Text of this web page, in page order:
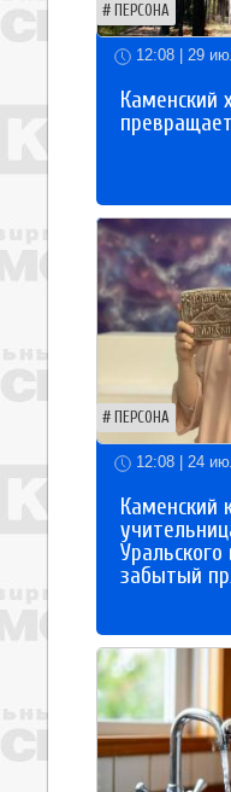
ПЕРСОНА
12:08 | 29
Каменский
ПЕРСОНА
12:08 | 24
Каменский
забытый